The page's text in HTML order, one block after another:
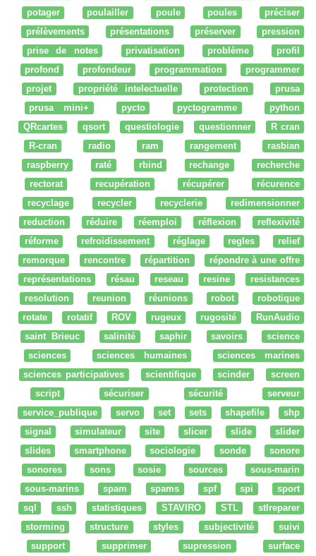
potager
poulailler poule poules
préciser
prélèvements
présentations préserver
pression
prise de notes
privatisation problème
profil
profond
profondeur programmation
programmer
projet
propriété intelectuelle protection
prusa
prusa mini+
pycto pyctogramme
python
QRcartes
qsort questiologie questionner
R cran
R-cran
radio ram rangement
rasbian
raspberry
raté rbind rechange
recherche
rectorat
recupération récupérer
récurence
recyclage
recycler recyclerie
redimensionner
reduction
réduire réemploi réflexion
reflexivité
réforme
refroidissement réglage regles
relief
remorque
rencontre répartition
répondre à une offre
représentations
résau reseau resine
resistances
resolution
reunion réunions robot
robotique
rotate
rotatif ROV rugeux rugosité
RunAudio
saint Brieuc
salinité saphir savoirs
science
sciences
sciences humaines
sciences marines
sciences participatives
scientifique scinder
screen
script
sécuriser sécurité
serveur
service_publique
servo set sets shapefile
shp
signal
simulateur site slicer slide
slider
slides
smartphone sociologie sonde
sonore
sonores
sons sosie sources
sous-marin
sous-marins
spam spams spf spi
sport
sql
ssh statistiques STAVIRO STL
stlreparer
storming
structure styles subjectivité
suivi
support
supprimer supression
surface